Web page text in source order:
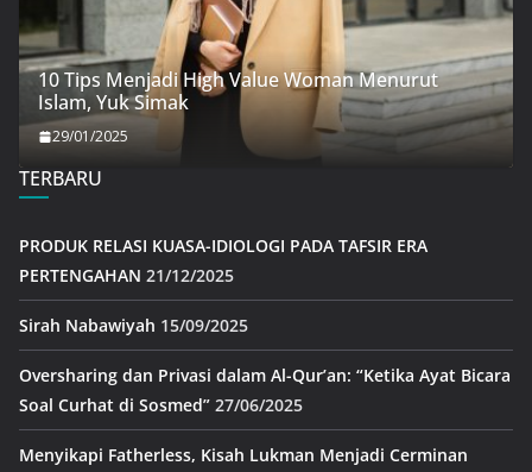
10 Tips Menjadi High Value Woman Menurut
Islam, Yuk Simak
29/01/2025
TERBARU
PRODUK RELASI KUASA-IDIOLOGI PADA TAFSIR ERA
PERTENGAHAN 21/12/2025
Sirah Nabawiyah 15/09/2025
Oversharing dan Privasi dalam Al-Qur’an: “Ketika Ayat Bicara
Soal Curhat di Sosmed” 27/06/2025
Menyikapi Fatherless, Kisah Lukman Menjadi Cerminan